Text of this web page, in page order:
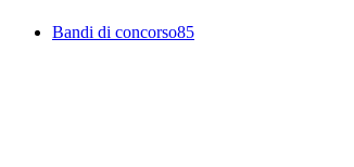
Bandi di concorso85